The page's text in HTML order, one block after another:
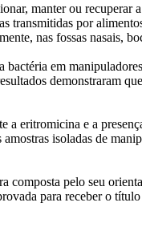
manter ou recuperar
transmitidas por
nas fossas nasais,
em
demonstraram
eritromicina e a
isoladas de
pelo seu
para receber o